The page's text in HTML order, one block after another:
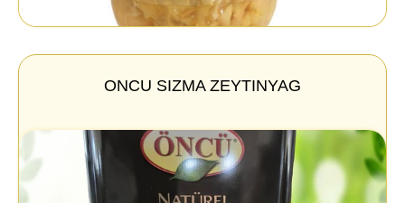
ONCU SIZMA ZEYTINYAG